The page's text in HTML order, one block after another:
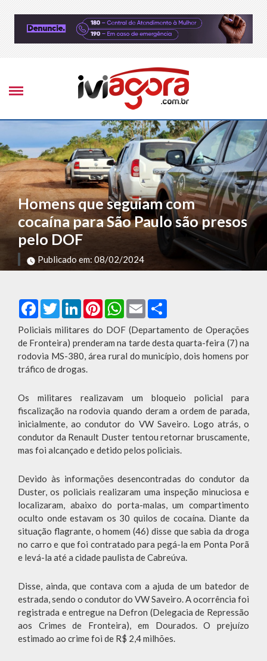
Homens que seguiam com
cocaína para São Paulo são presos
pelo DOF
Publicado em: 08/02/2024
FacebookTwitterLinkedInPinterestWhatsApp
Email
Policiais militares do DOF (Departamento de Operações
de Fronteira) prenderam na tarde desta quarta-feira (7) na
rodovia MS-380, área rural do município, dois homens por
tráfico de drogas.
Os militares realizavam um bloqueio policial para
fiscalização na rodovia quando deram a ordem de parada,
inicialmente, ao condutor do VW Saveiro. Logo atrás, o
condutor da Renault Duster tentou retornar bruscamente,
mas foi alcançado e detido pelos policiais.
Devido às informações desencontradas do condutor da
Duster, os policiais realizaram uma inspeção minuciosa e
localizaram, abaixo do porta-malas, um compartimento
oculto onde estavam os 30 quilos de cocaína. Diante da
situação flagrante, o homem (46) disse que sabia da droga
no carro e que foi contratado para pegá-la em Ponta Porã
e levá-la até a cidade paulista de Cabreúva.
Disse, ainda, que contava com a ajuda de um batedor de
estrada, sendo o condutor do VW Saveiro. A ocorrência foi
registrada e entregue na Defron (Delegacia de Repressão
aos Crimes de Fronteira), em Dourados. O prejuízo
estimado ao crime foi de R$ 2,4 milhões.